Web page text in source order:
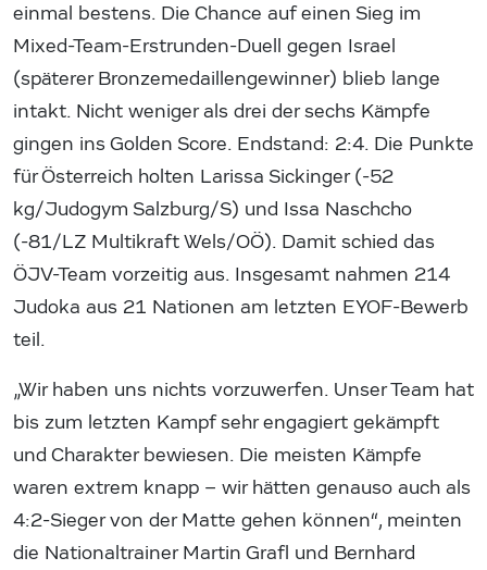
einmal bestens. Die Chance auf einen Sieg im
Mixed-Team-Erstrunden-Duell gegen Israel
(späterer Bronzemedaillengewinner) blieb lange
intakt. Nicht weniger als drei der sechs Kämpfe
gingen ins Golden Score. Endstand: 2:4. Die Punkte
für Österreich holten Larissa Sickinger (-52
kg/Judogym Salzburg/S) und Issa Naschcho
(-81/LZ Multikraft Wels/OÖ). Damit schied das
ÖJV-Team vorzeitig aus. Insgesamt nahmen 214
Judoka aus 21 Nationen am letzten EYOF-Bewerb
teil.
„Wir haben uns nichts vorzuwerfen. Unser Team hat
bis zum letzten Kampf sehr engagiert gekämpft
und Charakter bewiesen. Die meisten Kämpfe
waren extrem knapp – wir hätten genauso auch als
4:2-Sieger von der Matte gehen können“, meinten
die Nationaltrainer Martin Grafl und Bernhard